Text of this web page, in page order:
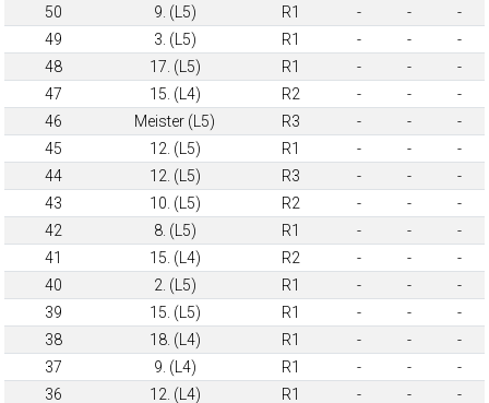
50
9. (L5) R1 - -
-
49
3. (L5) R1 - -
-
48
17. (L5) R1 - -
-
47
15. (L4) R2 - -
-
46
Meister (L5) R3 - -
-
45
12. (L5) R1 - -
-
44
12. (L5) R3 - -
-
43
10. (L5) R2 - -
-
42
8. (L5) R1 - -
-
41
15. (L4) R2 - -
-
40
2. (L5) R1 - -
-
39
15. (L5) R1 - -
-
38
18. (L4) R1 - -
-
37
9. (L4) R1 - -
-
36
12. (L4) R1 - -
-